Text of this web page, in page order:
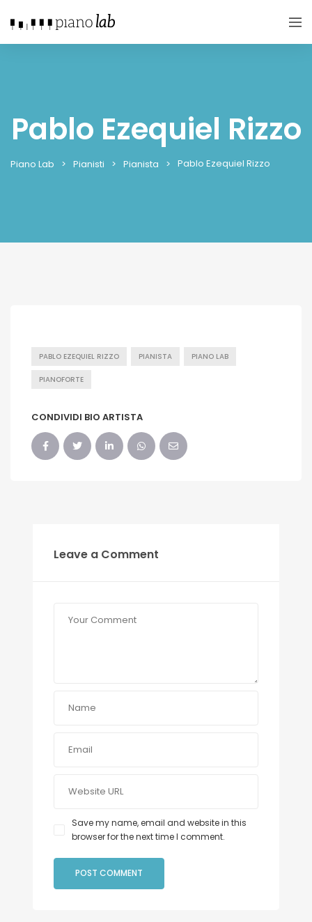
Pablo Ezequiel Rizzo
Piano Lab Pianisti Pianista Pablo Ezequiel Rizzo
PABLO EZEQUIEL RIZZO PIANISTA PIANO LAB
PIANOFORTE
CONDIVIDI BIO ARTISTA
Leave a Comment
Save my name, email and website in this
browser for the next time I comment.